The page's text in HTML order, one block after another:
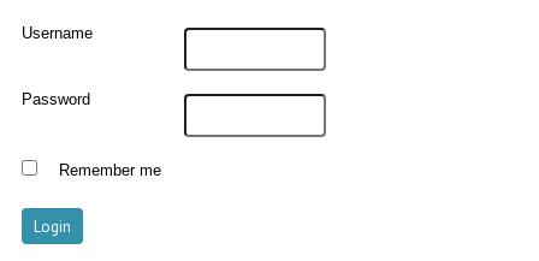
Username
Password
Remember me